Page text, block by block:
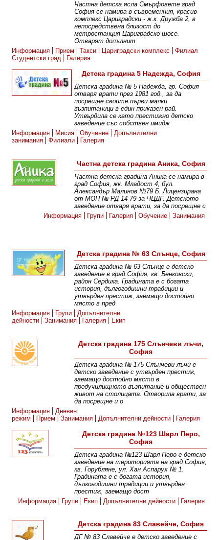
Частна детска ясла Смърфовете град
София се намира в съвременния, красив
комплекс Цариградски - ж.к. Дружба 2, в
непосредствена близост до
метростанция Цариградско шосе.
Отварят допълнит
Информация
Прием Такси Цариградски комплекс
Филиал
Студентски град
Галерия
Детска градина 5 Надежда, София
Детска градина № 5 Надежда, гр. София
отваря врати през 1981 год., за да
посрещне своите първи малки
възпитаници в един приказен рай.
Утвърдила се като престижно детско
заведение със собствен имидж
Информация
Мисия Обучение
Допълнителни
занимания
Филиали Галерия
Частна детска градина Аника, София
Частна детска градина Аника се намира в
град София, жк. Младост 4, бул.
Александър Малинов №79 Б. Лицензирана
от МОН № РД 14-79 за ЧЦДГ. Детското
заведение отваря врати, за да посрещне с
Информация
Групи Галерия Обучение Занимания
Детска градина № 63 Слънце, София
Детска градина № 63 Слънце е детско
заведение в град София, кв. Бенковски,
район Сердика. Градината е с богата
история, дългогодишни традиции и
утвърден престиж, заемащо достойно
място в пред
Информация
Групи
Допълнителни
дейности
Занимания Галерия Екип
Детска градина 175 Слънчеви лъчи,
София
Детска градина № 175 Слънчеви лъчи e
детско заведение с утвърден престиж,
заемащо достойно място в
предучилищното възпитание и обществен
живот на столицата. Отворила врати, за
да посрещне и о
Информация
Дневен
режим
Прием Занимания Допълнителни дейности Галерия
Детска градина №123 Шарл Перо,
София
Детска градина №123 Шарл Перо е детско
заведение на територията на град София,
кв. Горубляне, ул. Хан Аспарух № 1.
Градината е с богата история,
дългогодишни традиции и утвърден
престиж, заемащо дост
Информация
Групи Екип Допълнителни дейности Галерия
Детска градина 83 Славейче, София
ДГ № 83 Славейче е детско заведение с